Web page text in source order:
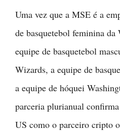
Uma vez que a MSE é a
de basquetebol feminina
equipe de basquetebol
Wizards, a equipe de
a equipe de hóquei
parceria plurianual
US como o parceiro cripto